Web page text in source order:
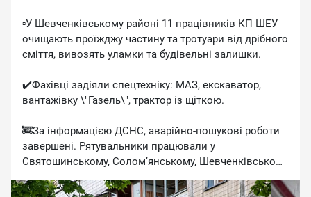
▫️У Шевченківському районі 11 працівників КП ШЕУ
очищають проїжджу частину та тротуари від дрібного
сміття, вивозять уламки та будівельні залишки.
✔️Фахівці задіяли спецтехніку: МАЗ, екскаватор,
вантажівку \"Газель\", трактор із щіткою.
🚒За інформацією ДСНС, аварійно-пошукові роботи
завершені. Рятувальники працювали у
Святошинському, Солом’янському, Шевченківському